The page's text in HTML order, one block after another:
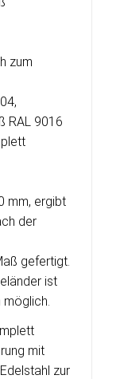
zum
RAL 9016
mm, ergibt
der
gefertigt.
ist
möglich.
mit
zur